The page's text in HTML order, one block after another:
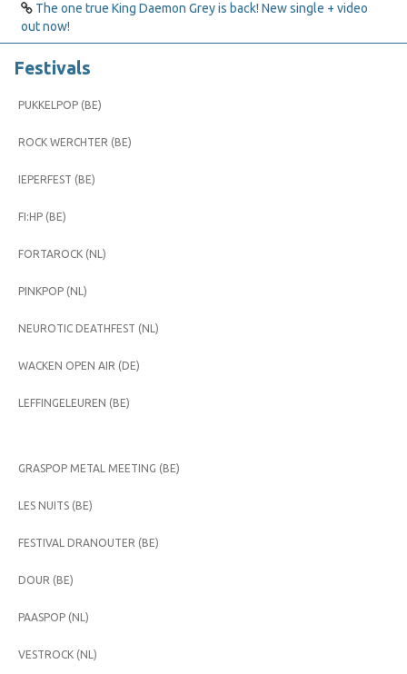
The one true King Daemon Grey is back! New single + video
out now!
Festivals
PUKKELPOP (BE)
ROCK WERCHTER (BE)
IEPERFEST (BE)
FI:HP (BE)
FORTAROCK (NL)
PINKPOP (NL)
NEUROTIC DEATHFEST (NL)
WACKEN OPEN AIR (DE)
LEFFINGELEUREN (BE)
GRASPOP METAL MEETING (BE)
LES NUITS (BE)
FESTIVAL DRANOUTER (BE)
DOUR (BE)
PAASPOP (NL)
VESTROCK (NL)